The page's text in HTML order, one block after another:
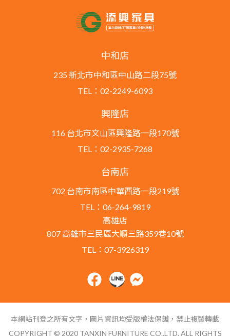
中和店
235 新北市中和區中山路二段75號
TEL：02-2249-6093
興隆店
116 台北市文山區興隆路一段170號
TEL：02-2935-7268
台南店
702 台南市南區中華西路一段219號
TEL：06-264-9819
高雄店
807 高雄市三民區大順三路359巷10號
TEL：07-3926319
本網站刊登之所有文字，圖片資訊均受版權法保護，禁止複製轉載
COPYRIGHT © 2020 TANXIN FURNITURE CO.,LTD. ALL RIGHTS